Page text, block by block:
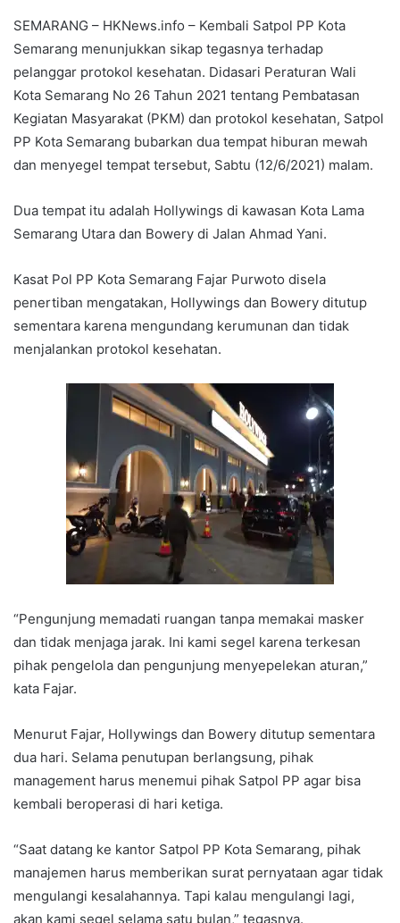
SEMARANG – HKNews.info – Kembali Satpol PP Kota
Semarang menunjukkan sikap tegasnya terhadap
pelanggar protokol kesehatan. Didasari Peraturan Wali
Kota Semarang No 26 Tahun 2021 tentang Pembatasan
Kegiatan Masyarakat (PKM) dan protokol kesehatan, Satpol
PP Kota Semarang bubarkan dua tempat hiburan mewah
dan menyegel tempat tersebut, Sabtu (12/6/2021) malam.
Dua tempat itu adalah Hollywings di kawasan Kota Lama
Semarang Utara dan Bowery di Jalan Ahmad Yani.
Kasat Pol PP Kota Semarang Fajar Purwoto disela
penertiban mengatakan, Hollywings dan Bowery ditutup
sementara karena mengundang kerumunan dan tidak
menjalankan protokol kesehatan.
“Pengunjung memadati ruangan tanpa memakai masker
dan tidak menjaga jarak. Ini kami segel karena terkesan
pihak pengelola dan pengunjung menyepelekan aturan,”
kata Fajar.
Menurut Fajar, Hollywings dan Bowery ditutup sementara
dua hari. Selama penutupan berlangsung, pihak
management harus menemui pihak Satpol PP agar bisa
kembali beroperasi di hari ketiga.
“Saat datang ke kantor Satpol PP Kota Semarang, pihak
manajemen harus memberikan surat pernyataan agar tidak
mengulangi kesalahannya. Tapi kalau mengulangi lagi,
akan kami segel selama satu bulan,” tegasnya.